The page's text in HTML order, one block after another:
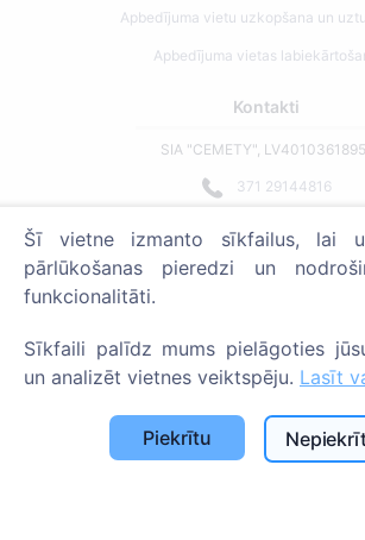
Apbedījuma vietu uzkopšana un
Apbedījuma vietas
Kontakti
SIA "CEMETY",
371 29144816
Strādājam visā Latvijā!
Administratoriem
© 2013 - 2026 Cemety Visas tiesības
Privātuma politika un
Šī vietne izmanto sīkfailus, lai
pārlūkošanas pieredzi un
funkcionalitāti.
Sīkfaili palīdz mums pielāgoties
un analizēt vietnes veiktspēju. Lasīt
Piekrītu